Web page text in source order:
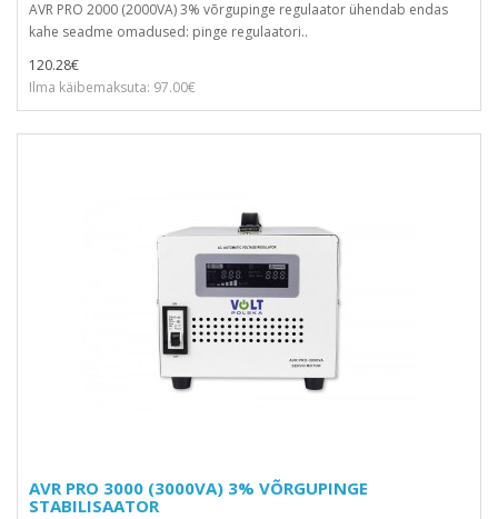
AVR PRO 2000 (2000VA) 3% võrgupinge regulaator ühendab endas
kahe seadme omadused: pinge regulaatori..
120.28€
Ilma käibemaksuta: 97.00€
AVR PRO 3000 (3000VA) 3% VÕRGUPINGE
STABILISAATOR